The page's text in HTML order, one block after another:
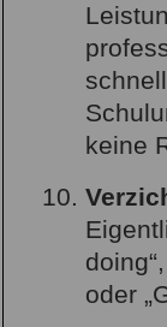
keine
oder